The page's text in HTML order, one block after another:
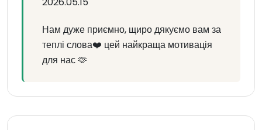
Нам дуже приємно, щиро дякуємо вам за
теплі слова❤️ цей найкраща мотивація
для нас 🫶